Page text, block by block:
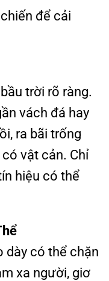
để cải
trời rõ ràng.
vách đá hay
ra bãi trống
vật cản. Chỉ
hiệu có thể
dày có thể chặn
xa người, giơ